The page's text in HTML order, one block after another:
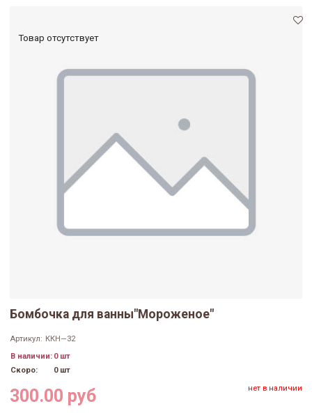
Товар отсутствует
Бомбочка для ванны"Мороженое"
Артикул: ККН—32
В наличии: 0 шт
Скоро:
0 шт
300.00 руб нет в наличии